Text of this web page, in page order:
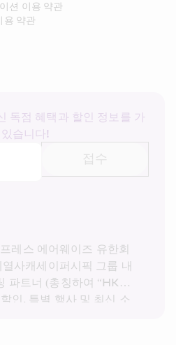
션 이용 약관
용 약관
독점 혜택과 할인 정보를 가
습니다!
접수
레스 에어웨이즈 유한회
사캐세이퍼시픽 그룹 내
파트너 (총칭하여 “HKE
인, 특별 행사 및 최신 소